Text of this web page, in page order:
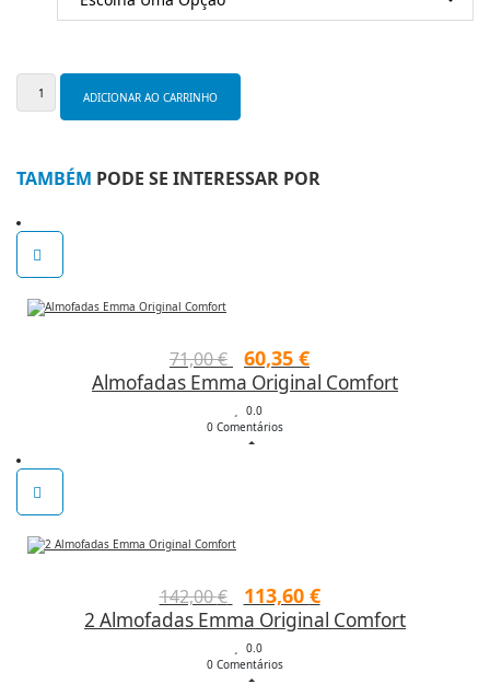
Quantidade
Cama
ADICIONAR AO CARRINHO
TAMBÉM PODE SE INTERESSAR POR
71,00€
O
preço
original
era:
60,35 €
preço
Almofadas Emma Original Comfort
0.0
0 Comentários
142,00€
O
preço
original
113,60 €
preço
2 Almofadas Emma Original Comfort
0.0
0 Comentários